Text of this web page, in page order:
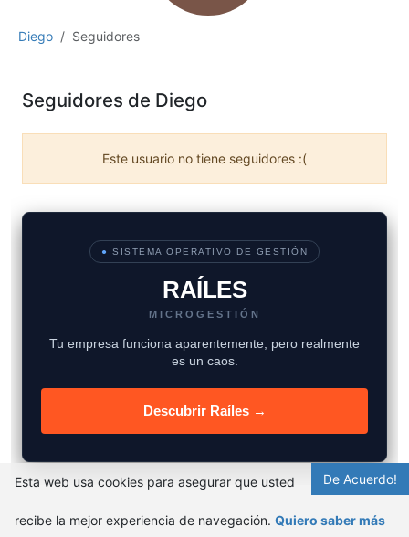
Diego Seguidores
Seguidores de Diego
Este usuario no tiene seguidores :(
● SISTEMA OPERATIVO DE GESTIÓN
RAÍLES
MICROGESTIÓN
Tu empresa funciona aparentemente, pero realmente
es un caos.
Descubrir Raíles →
De Acuerdo!
Esta web usa cookies para asegurar que usted
recibe la mejor experiencia de navegación. Quiero saber más